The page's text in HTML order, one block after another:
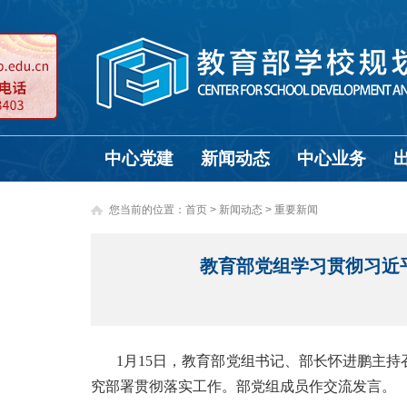
中心党建 新闻动态 中心业务
您当前的位置： 首页 > 新闻动态 > 重要新闻
教育部党组学习贯彻习
1月15日，教育部党组书记、部长怀进鹏主
究部署贯彻落实工作。部党组成员作交流发言。